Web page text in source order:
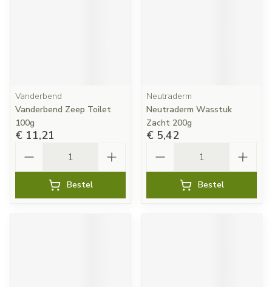
Vanderbend
Vanderbend Zeep Toilet
100g
€ 11,21
Bestel
Neutraderm
Neutraderm Wasstuk
Zacht 200g
€ 5,42
Bestel